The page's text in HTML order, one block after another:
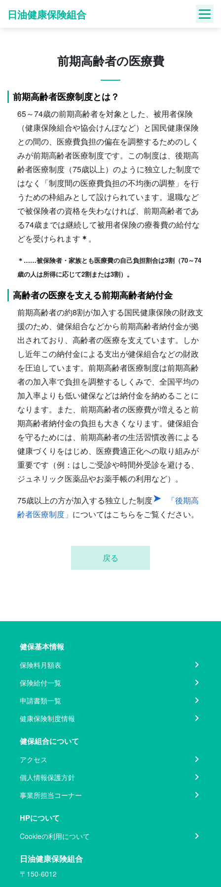
日油健康保険組合
前期高齢者の医療費
前期高齢者医療制度とは？
65～74歳の前期高齢者を対象とした、被用者保険
（健康保険組合や協会けんぽなど）と国民健康保険
との間の、医療費負担の偏在を調整するためのしく
みが前期高齢者医療制度です。この制度は、後期高
齢者医療制度（75歳以上）のように独立した制度で
はなく「制度間の医療費負担の不均衡の調整」を行
うための枠組みとして設けられています。退職など
で被保険者の資格を失わなければ、前期高齢者であ
る74歳までは継続して被用者保険の療養費の給付な
どを受けられます ＊ 。
＊……被保険者・家族とも医療費の自己負担割合は3割（70～74
歳の人は所得に応じて2割または3割）。
高齢者の医療を支える前期高齢者納付金
前期高齢者の約8割が加入する国民健康保険の財政支
援のため、健保組合などから前期高齢者納付金が拠
出されており、高齢者の医療を支えています。しか
し近年この納付金による支出が健保組合などの財政
を圧迫しています。前期高齢者医療制度は前期高齢
者の加入率で負担を調整するしくみで、全国平均の
加入率よりも低い健保などは納付金を納めることに
なります。また、前期高齢者の医療費が増えると前
期高齢者納付金の負担も大きくなります。健保組合
を守るためには、前期高齢者の生活習慣改善による
健康づくりをはじめ、医療費適正化への取り組みが
重要です（例：はしご受診や時間外受診を避ける、
ジュネリック医薬品やお薬手帳の利用など）。
75歳以上の方が加入する独立した制度
「後期高
齢者医療制度」 についてはこちらをご覧ください。
戻る
健保基本情報
保険料月額表
保険給付一覧
申請書類一覧
健康保険制度情報
健保組合について
アクセス
個人情報保護方針
事業所担当コーナー
HPについて
Cookieの利用について
日油健康保険組合
〒150-6012